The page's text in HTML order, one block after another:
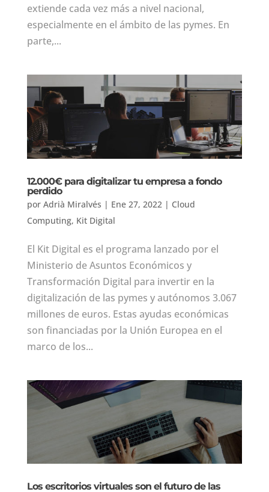
extiende cada vez más a nivel nacional,
especialmente en el ámbito de las pymes. En
parte,...
12.000€ para digitalizar tu empresa a fondo
perdido
por Adrià Miralvés | Ene 27, 2022| Cloud
Computing, Kit Digital
El Kit Digital es el programa lanzado por el
Ministerio de Asuntos Económicos y
Transformación Digital para invertir en la
digitalización de las pymes y autónomos 3.067
millones de euros. Estas ayudas económicas
son financiadas por la Unión Europea en el
marco de los...
Los escritorios virtuales son el futuro de las